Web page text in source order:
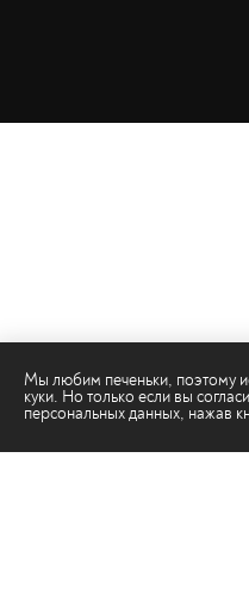
Мы любим печеньки, поэтому
куки. Но только если вы
персональных данных, нажав